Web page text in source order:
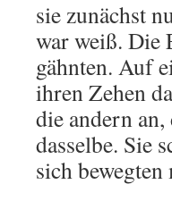
sie zunächst
war weiß. Die
gähnten. Auf
ihren Zehen
die andern
dasselbe. Sie
sich